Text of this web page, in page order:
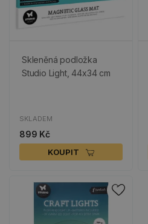
Skleněná podložka
Studio Light, 44x34 cm
SKLADEM
899 Kč
KOUPIT